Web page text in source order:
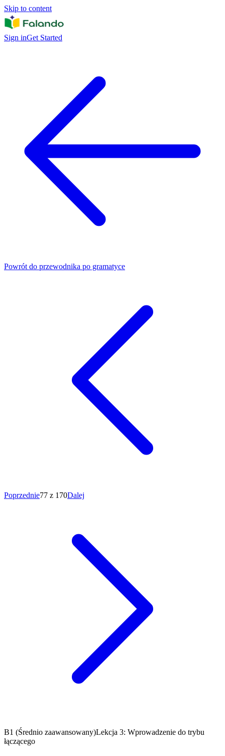
Skip to content
Sign inGet Started
Powrót do przewodnika po gramatyce
Poprzednie77 z 170Dalej
B1 (Średnio zaawansowany)Lekcja 3: Wprowadzenie do trybu
łączącego